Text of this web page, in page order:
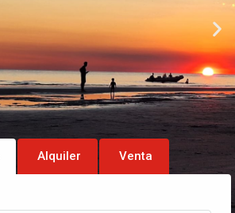
Alquiler Venta